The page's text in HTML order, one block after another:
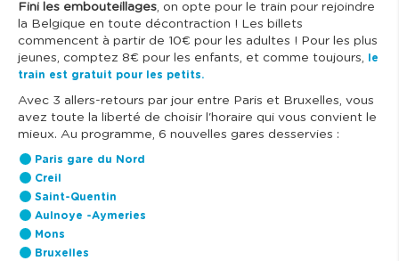
Fini les embouteillages, on opte pour le train pour rejoindre
la Belgique en toute décontraction ! Les billets
commencent à partir de 10€ pour les adultes ! Pour les plus
jeunes, comptez 8€ pour les enfants, et comme toujours, le
train est gratuit pour les petits.
Avec 3 allers-retours par jour entre Paris et Bruxelles, vous
avez toute la liberté de choisir l'horaire qui vous convient le
mieux. Au programme, 6 nouvelles gares desservies :
Paris gare du Nord
Creil
Saint-Quentin
Aulnoye -Aymeries
Mons
Bruxelles